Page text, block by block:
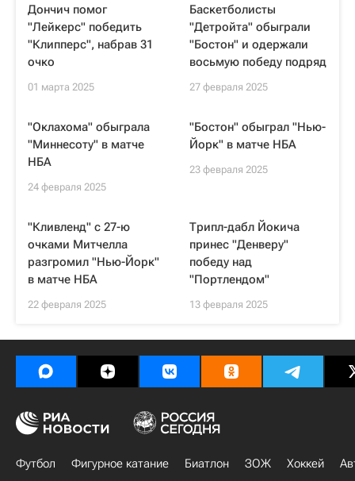
Дончич помог
"Лейкерс" победить
"Клипперс", набрав 31
очко
01 марта 2025
Баскетболисты
"Детройта" обыграли
"Бостон" и одержали
восьмую победу подряд
27 февраля 2025
"Оклахома" обыграла
"Миннесоту" в матче
НБА
24 февраля 2025
"Бостон" обыграл "Нью-
Йорк" в матче НБА
23 февраля 2025
"Кливленд" с 27-ю
очками Митчелла
разгромил "Нью-Йорк"
в матче НБА
22 февраля 2025
Трипл-дабл Йокича
принес "Денверу"
победу над
"Портлендом"
13 февраля 2025
Футбол Фигурное катание Биатлон ЗОЖ Хоккей